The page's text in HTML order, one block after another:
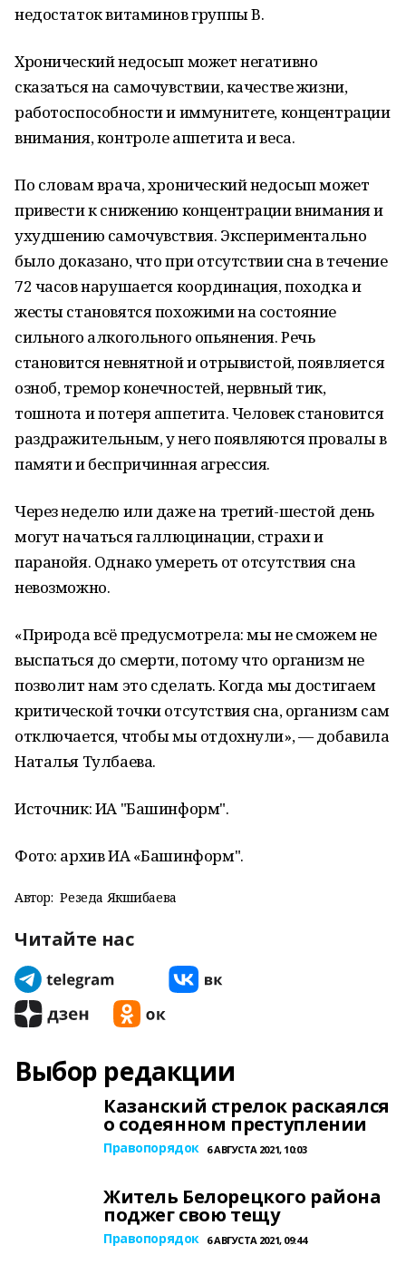
недостаток витаминов группы В.
Хронический недосып может негативно
сказаться на самочувствии, качестве жизни,
работоспособности и иммунитете, концентрации
внимания, контроле аппетита и веса.
По словам врача, хронический недосып может
привести к снижению концентрации внимания и
ухудшению самочувствия. Экспериментально
было доказано, что при отсутствии сна в течение
72 часов нарушается координация, походка и
жесты становятся похожими на состояние
сильного алкогольного опьянения. Речь
становится невнятной и отрывистой, появляется
озноб, тремор конечностей, нервный тик,
тошнота и потеря аппетита. Человек становится
раздражительным, у него появляются провалы в
памяти и беспричинная агрессия.
Через неделю или даже на третий-шестой день
могут начаться галлюцинации, страхи и
паранойя. Однако умереть от отсутствия сна
невозможно.
«Природа всё предусмотрела: мы не сможем не
выспаться до смерти, потому что организм не
позволит нам это сделать. Когда мы достигаем
критической точки отсутствия сна, организм сам
отключается, чтобы мы отдохнули», — добавила
Наталья Тулбаева.
Источник: ИА "Башинформ".
Фото: архив ИА «Башинформ".
Автор: Резеда Якшибаева
Читайте нас
Выбор редакции
Казанский стрелок раскаялся
о содеянном преступлении
Правопорядок 6 АВГУСТА 2021, 10:03
Житель Белорецкого района
поджег свою тещу
Правопорядок 6 АВГУСТА 2021, 09:44